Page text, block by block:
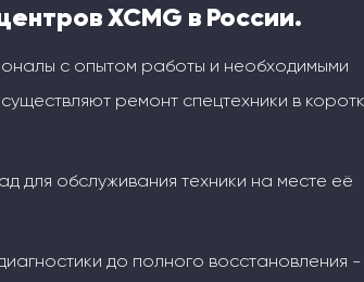
XCMG в России.
с опытом работы и необходимыми
ремонт спецтехники в
для обслуживания техники на месте её
до полного восстановления -